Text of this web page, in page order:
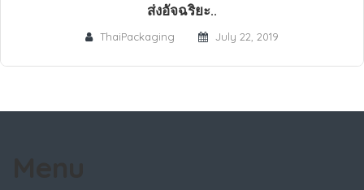
ส่งอัจฉริยะ..
ThaiPackaging July 22, 2019